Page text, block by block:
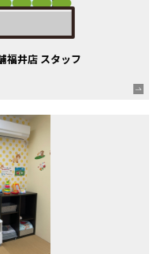
福井店 スタッフ